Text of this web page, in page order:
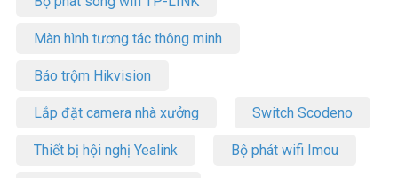
– Tốc độ truyền dữ liệu: USB 3.0 – 5Gbps, USB 2.0 – 480Mbps
– Giao diện SD: UHS-I, lên đến 200MB/giây
– Giao diện cung cấp điện: 1*PD 100W
– 2*USB Type-A 5Gbps
– Tương thích: Windows, macOS, iPadOS, Android
Màn hình tương tác thông minh
Báo trộm Hikvision
Lắp đặt camera nhà xưởng Switch Scodeno
Thiết bị hội nghị Yealink Bộ phát wifi Imou